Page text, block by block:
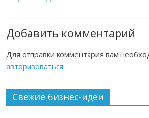
Добавить комментарий
Для отправки комментария вам
авторизоваться.
Свежие бизнес-идеи